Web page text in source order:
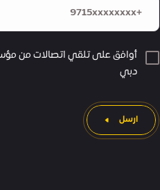
أوافق على تلقي اتصالات من
دبي
ارسل